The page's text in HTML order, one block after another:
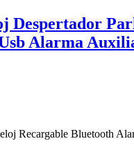
Despertador
Alarma